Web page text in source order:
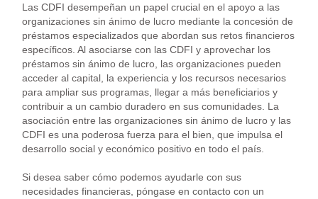
Las CDFI desempeñan un papel crucial en el apoyo a las
organizaciones sin ánimo de lucro mediante la concesión de
préstamos especializados que abordan sus retos financieros
específicos. Al asociarse con las CDFI y aprovechar los
préstamos sin ánimo de lucro, las organizaciones pueden
acceder al capital, la experiencia y los recursos necesarios
para ampliar sus programas, llegar a más beneficiarios y
contribuir a un cambio duradero en sus comunidades. La
asociación entre las organizaciones sin ánimo de lucro y las
CDFI es una poderosa fuerza para el bien, que impulsa el
desarrollo social y económico positivo en todo el país.
Si desea saber cómo podemos ayudarle con sus
necesidades financieras, póngase en contacto con un